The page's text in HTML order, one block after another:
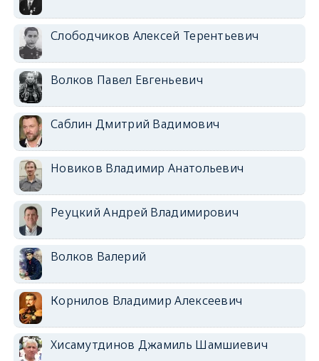
Слободчиков Алексей Терентьевич
Волков Павел Евгеньевич
Саблин Дмитрий Вадимович
Новиков Владимир Анатольевич
Реуцкий Андрей Владимирович
Волков Валерий
Корнилов Владимир Алексеевич
Хисамутдинов Джамиль Шамшиевич